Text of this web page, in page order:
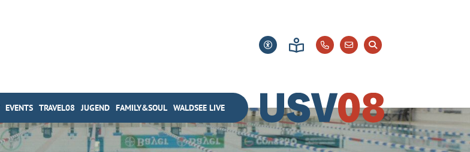
EVENTS TRAVEL08 JUGEND FAMILY&SOUL WALDSEE LIVE